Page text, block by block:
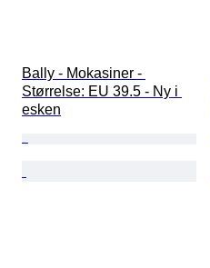
Bally - Mokasiner -
Størrelse: EU 39.5 - Ny i
esken